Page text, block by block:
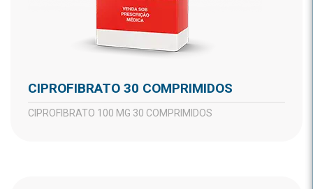
CIPROFIBRATO 30 COMPRIMIDOS
CIPROFIBRATO 100 MG 30 COMPRIMIDOS